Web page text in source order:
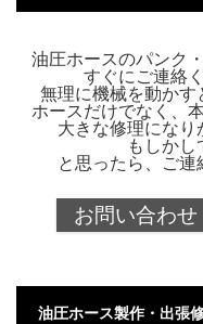
油圧ホースのパンク
すぐにご連絡
無理に機械を動かす
ホースだけでなく、
大きな修理になり
もしかし
と思ったら、ご連
お問い合わせ
油圧ホース製作・出張